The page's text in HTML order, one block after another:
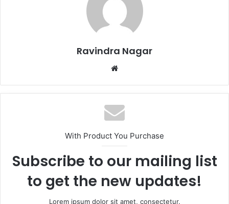
Ravindra Nagar
Website
With Product You Purchase
Subscribe to our mailing list
to get the new updates!
Lorem ipsum dolor sit amet, consectetur.